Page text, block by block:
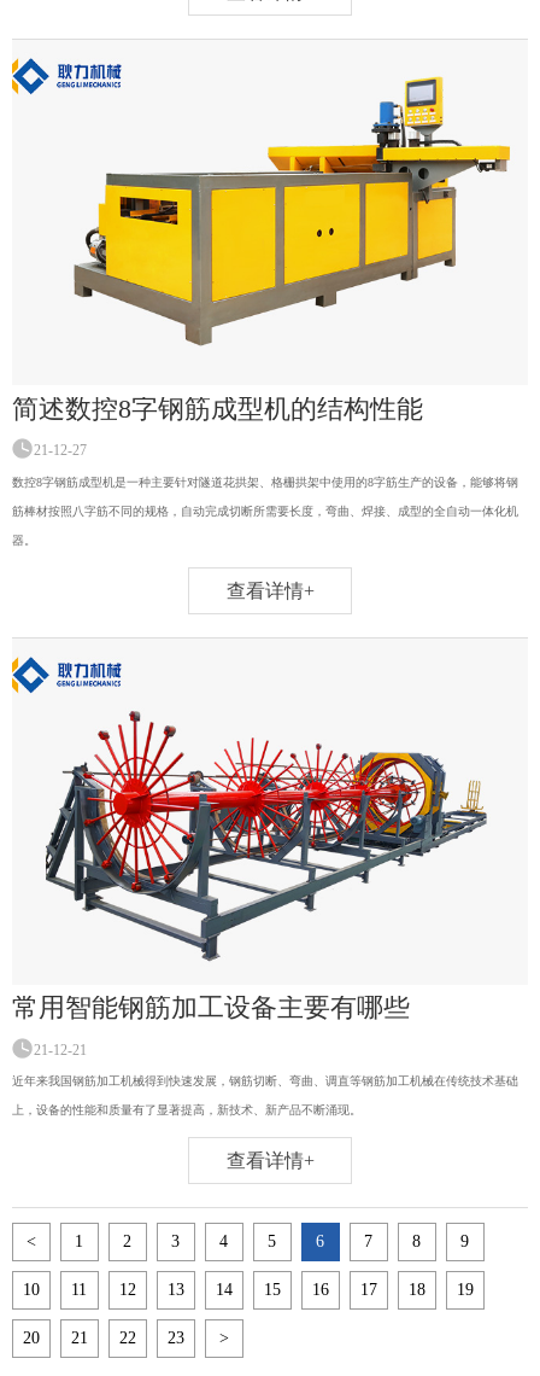
简述数控8字钢筋成型机的结构性能
21-12-27
数控8字钢筋成型机是一种主要针对隧道花拱架、格栅拱架中使用的8字筋生产的设备，能够将钢
筋棒材按照八字筋不同的规格，自动完成切断所需要长度，弯曲、焊接、成型的全自动一体化机
器。
查看详情+
常用智能钢筋加工设备主要有哪些
21-12-21
近年来我国钢筋加工机械得到快速发展，钢筋切断、弯曲、调直等钢筋加工机械在传统技术基础
上，设备的性能和质量有了显著提高，新技术、新产品不断涌现。
查看详情+
< 1 2 3 4 5 6 7 8 9
10 11 12 13 14 15 16 17 18 19
20 21 22 23 >